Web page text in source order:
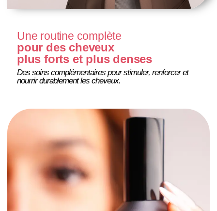
Une routine complète
pour des cheveux
plus forts et plus denses
Des soins complémentaires pour stimuler, renforcer et
nourrir durablement les cheveux.